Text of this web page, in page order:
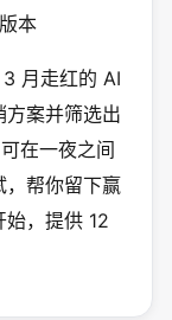
本
月走红的 AI
方案并筛选出
在一夜之间
，帮你留下赢
始，提供 12